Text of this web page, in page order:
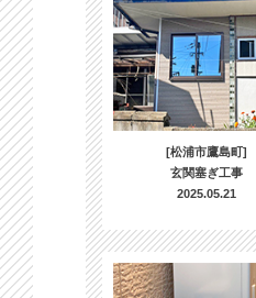
[松浦市鷹島町]
玄関塞ぎ工事
2025.05.21